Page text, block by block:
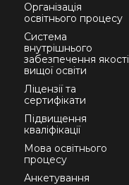
Організація
освітнього процесу
Система
внутрішнього
забезпечення якості
вищої освіти
Ліцензії та
сертифікати
Підвищення
кваліфікації
Мова освітнього
процесу
Анкетування